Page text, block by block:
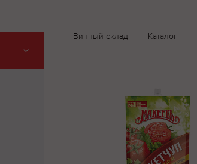
Винный склад Каталог